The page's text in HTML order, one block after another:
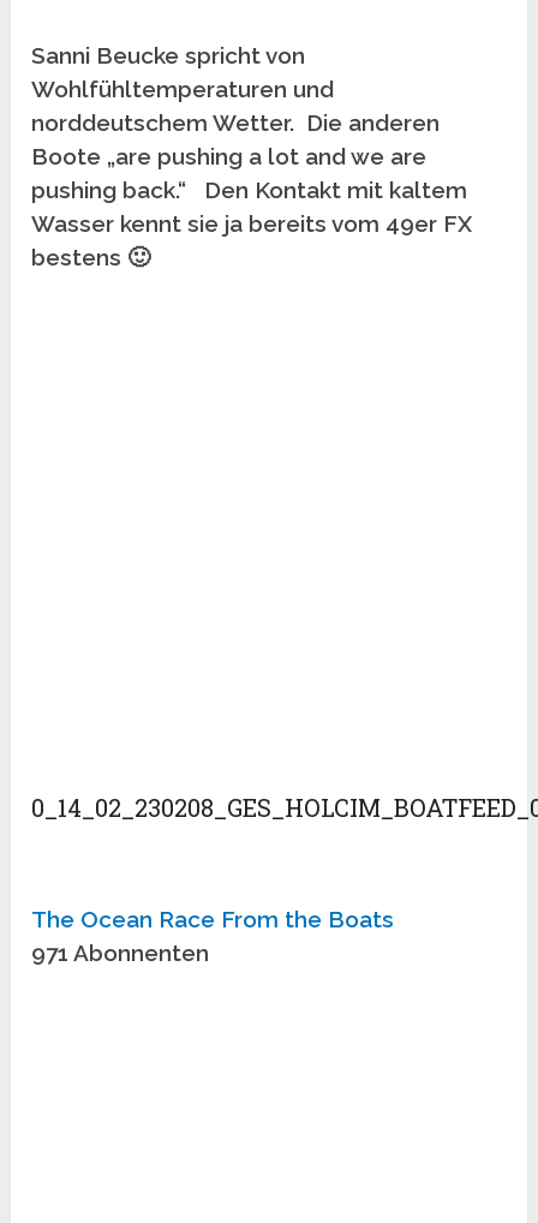
Sanni Beucke spricht von
Wohlfühltemperaturen und
norddeutschem Wetter. Die anderen
Boote „are pushing a lot and we are
pushing back.“ Den Kontakt mit kaltem
Wasser kennt sie ja bereits vom 49er FX
bestens 🙂
The Ocean Race From the Boats
971 Abonnenten